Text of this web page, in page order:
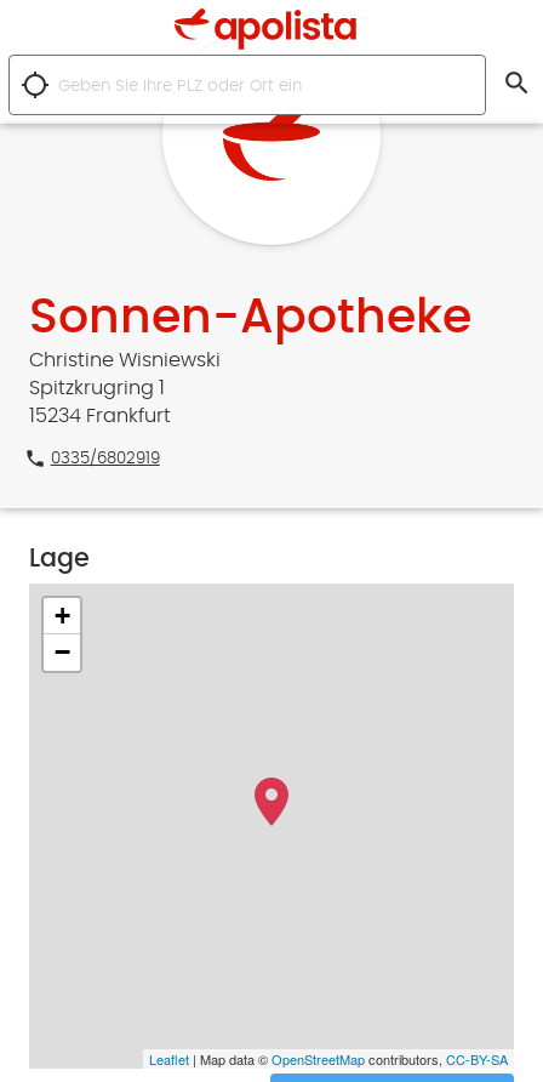
location_searching search
Sonnen-Apotheke
Christine Wisniewski
Spitzkrugring 1
15234 Frankfurt
phone 0335/6802919
Lage
+
−
Leaflet| Map data ©OpenStreetMapcontributors, CC-BY-SA